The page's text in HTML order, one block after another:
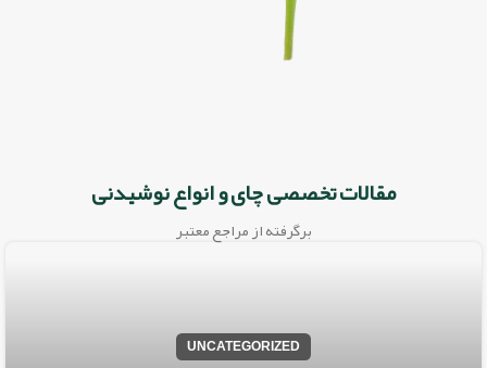
مقالات تخصصی چای و انواع نوشیدنی
برگرفته از مراجع معتبر
UNCATEGORIZED